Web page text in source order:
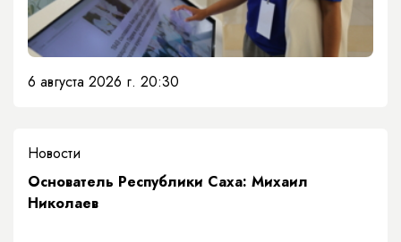
6 августа 2026 г. 20:30
Новости
Основатель Республики Саха: Михаил
Николаев